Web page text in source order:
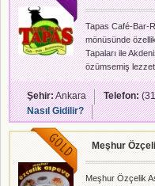
Tapas Café-Bar-
mönüsünde
Tapaları ile
özümsemiş
yılından beri
87 numarada
beğenisine
Şehir:Ankara Telefon:
Nasıl Gidilir?
Meşhur
Meşhur Özçelik